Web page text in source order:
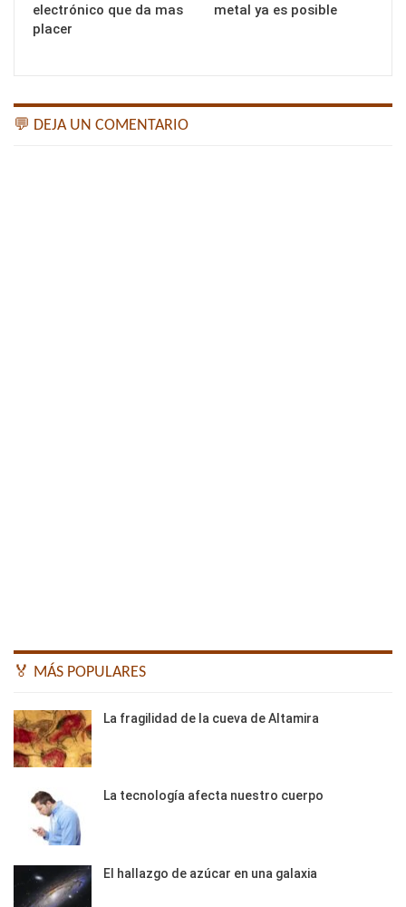
electrónico que da mas
placer
metal ya es posible
💬 DEJA UN COMENTARIO
🏅 MÁS POPULARES
La fragilidad de la cueva de Altamira
La tecnología afecta nuestro cuerpo
El hallazgo de azúcar en una galaxia